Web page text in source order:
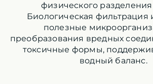
физического разделения
Биологическая фильтрация
полезные
преобразования вредных
токсичные формы,
водный баланс.